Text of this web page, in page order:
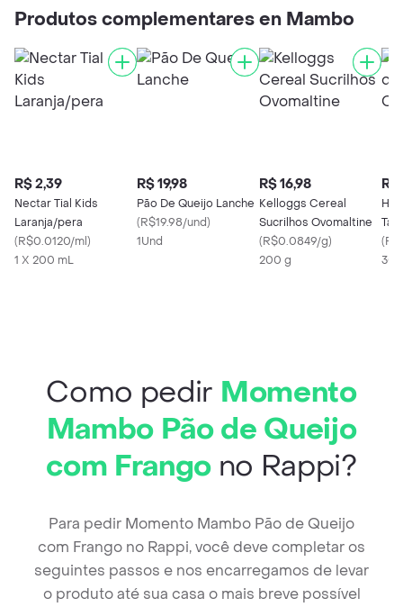
Produtos complementares en Mambo
R$ 2,39
Nectar Tial Kids
Laranja/pera
(R$0.0120/ml)
1 X 200 mL
R$ 19,98
Pão De Queijo Lanche
(R$19.98/und)
1Und
R$ 16,98
Kelloggs Cereal
Sucrilhos Ovomaltine
(R$0.0849/g)
200 g
R$
(
Como pedir Momento
Mambo Pão de Queijo
com Frango no Rappi?
Para pedir Momento Mambo Pão de Queijo
com Frango no Rappi, você deve completar os
seguintes passos e nos encarregamos de levar
o produto até sua casa o mais breve possível